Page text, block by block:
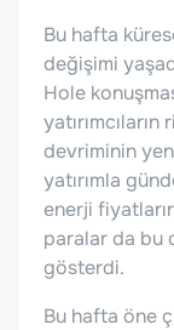
Bu hafta
değişimi
Hole
devriminin
yatırımla
enerji
paralar da bu
gösterdi.
Bu hafta öne